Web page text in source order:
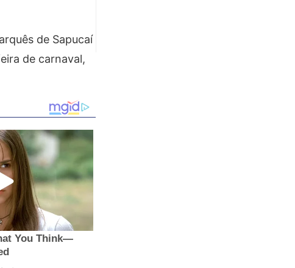
de Sapucaí
de carnaval,